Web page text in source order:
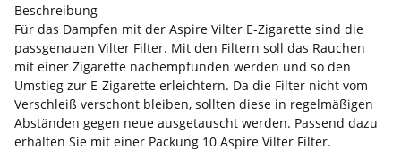
Beschreibung
Für das Dampfen mit der Aspire Vilter E-Zigarette sind die
passgenauen Vilter Filter. Mit den Filtern soll das Rauchen
mit einer Zigarette nachempfunden werden und so den
Umstieg zur E-Zigarette erleichtern. Da die Filter nicht vom
Verschleiß verschont bleiben, sollten diese in regelmäßigen
Abständen gegen neue ausgetauscht werden. Passend dazu
erhalten Sie mit einer Packung 10 Aspire Vilter Filter.